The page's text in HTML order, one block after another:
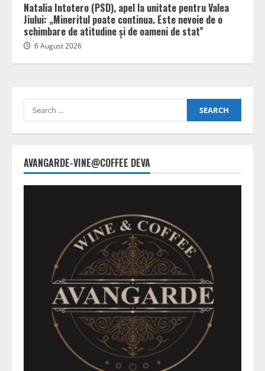
Natalia Intotero (PSD), apel la unitate pentru Valea
Jiului: „Mineritul poate continua. Este nevoie de o
schimbare de atitudine și de oameni de stat”
6 August 2026
Search
for:
AVANGARDE-VINE@COFFEE DEVA